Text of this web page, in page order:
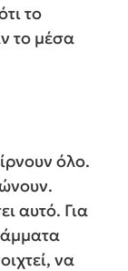
το
το μέσα
όλο.
αυτό. Για
να